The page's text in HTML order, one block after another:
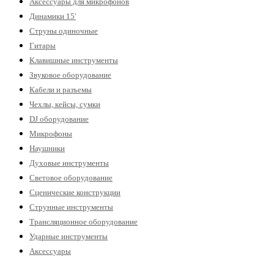
Динамики 15'
Струны одиночные
Гитары
Клавишные инструменты
Звуковое оборудование
Кабели и разъемы
Чехлы, кейсы, сумки
DJ оборудование
Микрофоны
Наушники
Духовые инструменты
Световое оборудование
Сценические конструкции
Струнные инструменты
Трансляционное оборудование
Ударные инструменты
Аксессуары